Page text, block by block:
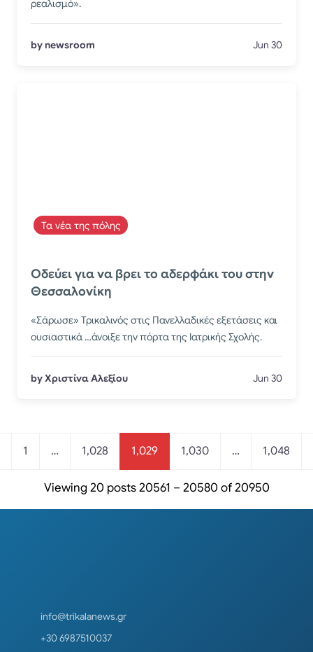
ρεαλισμό».
by newsroom Jun 30
Τα νέα της πόλης
​Οδεύει για να βρει το αδερφάκι του στην
Θεσσαλονίκη
«Σάρωσε» Τρικαλινός στις Πανελλαδικές εξετάσεις και
ουσιαστικά …άνοιξε την πόρτα της Ιατρικής Σχολής.
by Χριστίνα Αλεξίου Jun 30
1 … 1,028 1,029 1,030 … 1,048
Viewing 20 posts 20561 – 20580 of 20950
info@trikalanews.gr
+30 6987510037